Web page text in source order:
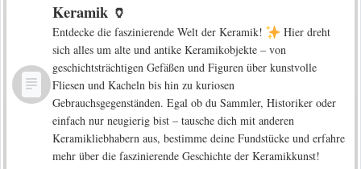
Keramik 🏺
Entdecke die faszinierende Welt der Keramik!
Hier dreht
sich alles um alte und antike Keramikobjekte – von
geschichtsträchtigen Gefäßen und Figuren über kunstvolle
Fliesen und Kacheln bis hin zu kuriosen
Gebrauchsgegenständen. Egal ob du Sammler, Historiker oder
einfach nur neugierig bist – tausche dich mit anderen
Keramikliebhabern aus, bestimme deine Fundstücke und erfahre
mehr über die faszinierende Geschichte der Keramikkunst!